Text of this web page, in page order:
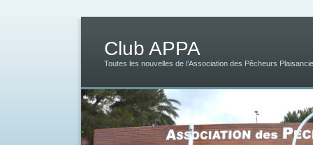
Club APPA
Toutes les nouvelles de l’Association des Pêcheurs